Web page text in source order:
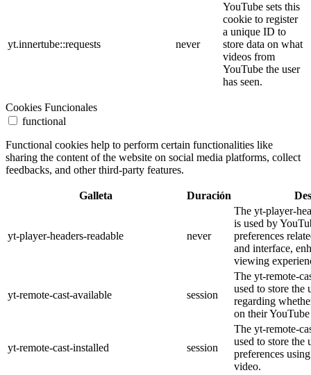
yt.innertube::requests never
YouTube sets this
cookie to register
a unique ID to
store data on what
videos from
YouTube the user
has seen.
Cookies Funcionales
functional
Functional cookies help to perform certain functionalities like
sharing the content of the website on social media platforms, collect
feedbacks, and other third-party features.
Galleta Duración
yt-player-headers-readable never
The yt-player-
is used by
preferences
and interface,
viewing
yt-remote-cast-available session
The yt-remote-
used to store the
regarding
on their
yt-remote-cast-installed session
The yt-remote-
used to store the
preferences
video.